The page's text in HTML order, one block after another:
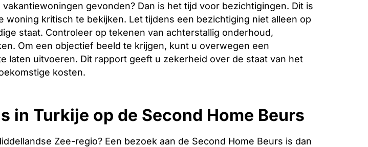
gevonden? Dan is het tijd voor bezichtigingen. Dit is
woning kritisch te bekijken. Let tijdens een bezichtiging niet alleen op
staat. Controleer op tekenen van achterstallig onderhoud,
Om een objectief beeld te krijgen, kunt u overwegen een
laten uitvoeren. Dit rapport geeft u zekerheid over de staat van het
kosten.
in Turkije op de Second Home Beurs
Zee-regio? Een bezoek aan de Second Home Beurs is dan